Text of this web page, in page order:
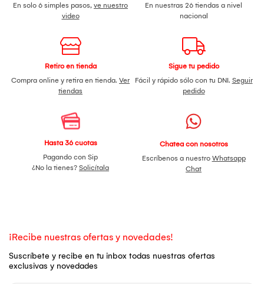
En solo 6 simples pasos, ve nuestro
video
En nuestras 26 tiendas a nivel
nacional
Retiro en tienda
Compra online y retira en tienda. Ver
tiendas
Sigue tu pedido
Fácil y rápido sólo con tu DNI. Seguir
pedido
Hasta 36 cuotas
Pagando con Sip
¿No la tienes? Solicítala
Chatea con nosotros
Escríbenos a nuestro Whatsapp
Chat
¡Recibe nuestras ofertas y novedades!
Suscríbete y recibe en tu inbox todas nuestras ofertas
exclusivas y novedades